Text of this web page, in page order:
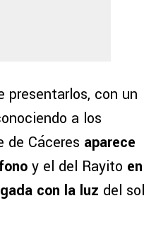
presentarlos, con un
a los
de Cáceres aparece
y el del Rayito en
con la luz del sol